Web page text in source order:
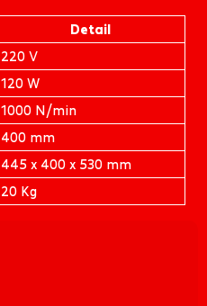
Detail
220 V
120 W
1000 N/min
400 mm
445 x 400 x 530 mm
20 Kg